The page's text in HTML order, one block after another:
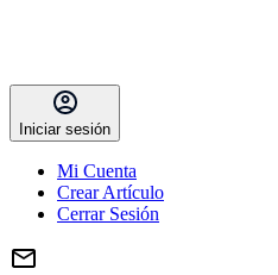
Iniciar sesión
Mi Cuenta
Crear Artículo
Cerrar Sesión